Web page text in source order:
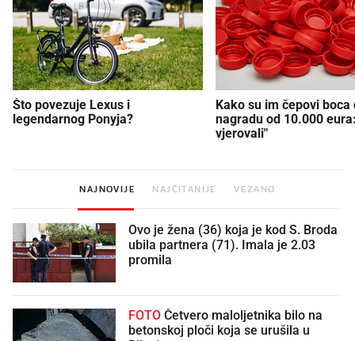
Što povezuje Lexus i
legendarnog Ponyja?
Kako su im čepovi boca
nagradu od 10.000
vjerovali"
NAJNOVIJE NAJČITANIJE VEZANO
Ovo je žena (36) koja je kod S. Broda
ubila partnera (71). Imala je 2.03
promila
FOTO
betonskoj ploči koja se urušila u